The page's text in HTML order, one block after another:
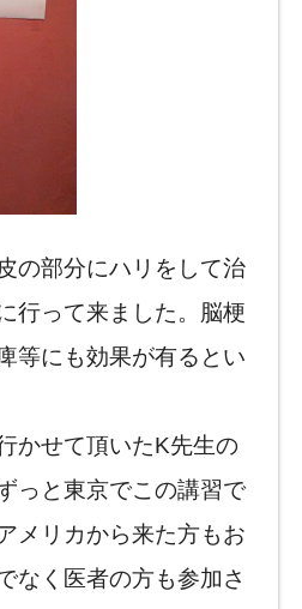
の部分にハリをして治
行って来ました。脳梗
等にも効果が有るとい
かせて頂いたK先生の
っと東京でこの講習で
メリカから来た方もお
なく医者の方も参加さ